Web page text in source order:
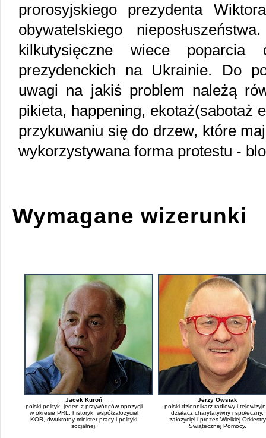
prorosyjskiego prezydenta
obywatelskiego
kilkutysięczne wiece poparcia
prezydenckich na Ukrainie. Do
uwagi na jakiś problem należą
pikieta, happening, ekotaż(sabotaż
przykuwaniu się do drzew, które
wykorzystywana forma protestu -
Wymagane wizerunki
Jacek Kuroń
polski polityk, jeden z przywódców opozycji
w okresie PRL, historyk, współzałożyciel
KOR, dwukrotny minister pracy i polityki
socjalnej.
Jerzy Owsiak
polski dziennikarz radiowy i
działacz charytatywny i społeczny,
założyciel i prezes Wielkiej Orkiestry
Świątecznej Pomocy.